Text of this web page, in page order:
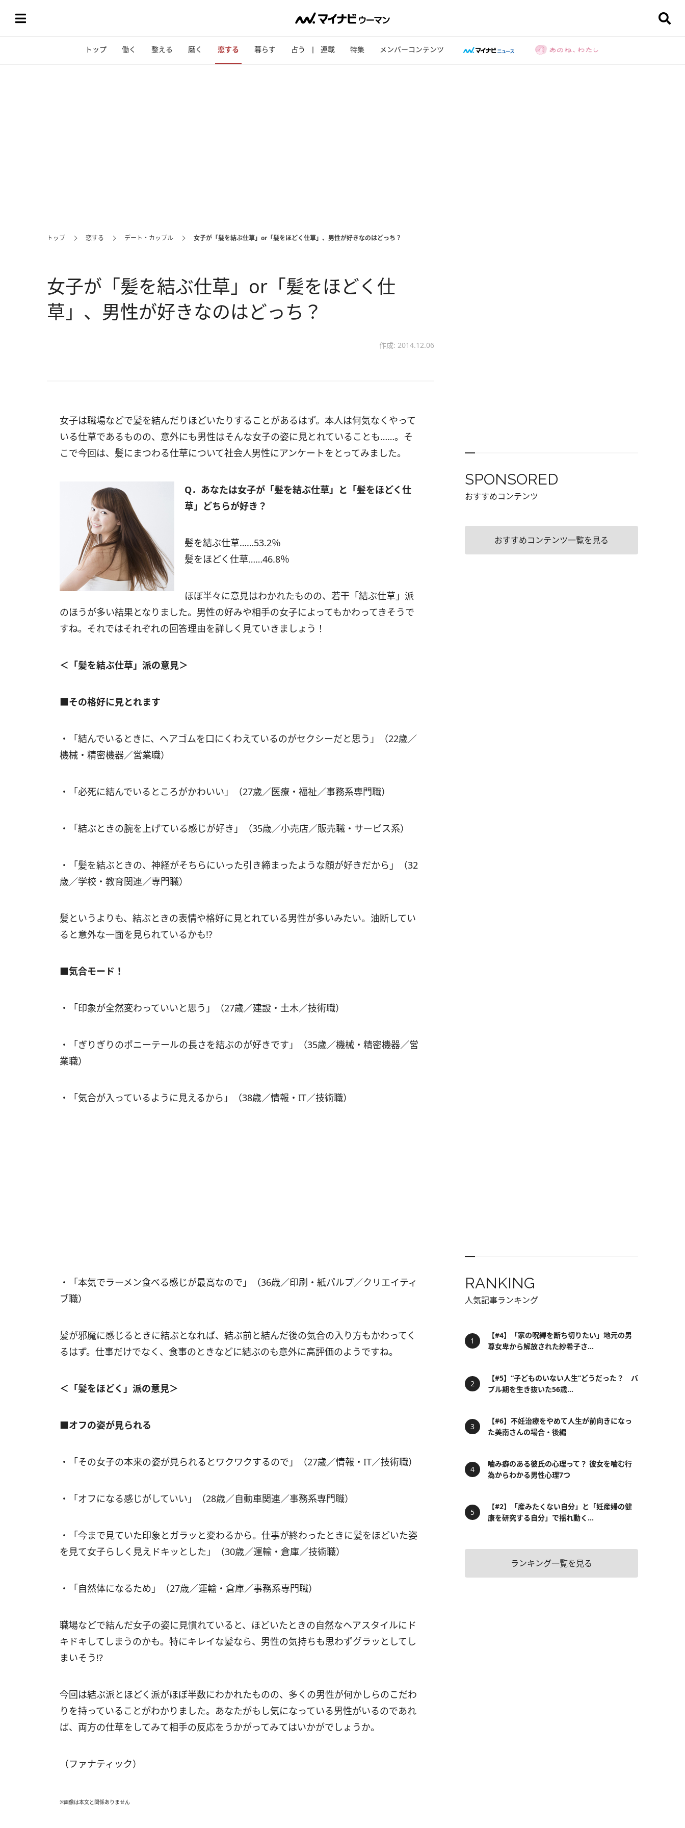
トップ 働く 整える 磨く 恋する 暮らす 占う 連載 特集 メンバーコンテンツ
トップ 恋する デート・カップル 女子が「髪を結ぶ仕草」or「髪をほどく仕草」、男性が好きなのはどっち？
女子が「髪を結ぶ仕草」or「髪をほどく仕
草」、男性が好きなのはどっち？
作成: 2014.12.06
女子は職場などで髪を結んだりほどいたりすることがあるはず。本人は何気なくやって
いる仕草であるものの、意外にも男性はそんな女子の姿に見とれていることも……。そ
こで今回は、髪にまつわる仕草について社会人男性にアンケートをとってみました。
Q．あなたは女子が「髪を結ぶ仕草」と「髪をほどく仕
草」どちらが好き？
髪を結ぶ仕草……53.2％
髪をほどく仕草……46.8％
ほぼ半々に意見はわかれたものの、若干「結ぶ仕草」派
のほうが多い結果となりました。男性の好みや相手の女子によってもかわってきそうで
すね。それではそれぞれの回答理由を詳しく見ていきましょう！
＜「髪を結ぶ仕草」派の意見＞
■その格好に見とれます
・「結んでいるときに、ヘアゴムを口にくわえているのがセクシーだと思う」（22歳／
機械・精密機器／営業職）
・「必死に結んでいるところがかわいい」（27歳／医療・福祉／事務系専門職）
・「結ぶときの腕を上げている感じが好き」（35歳／小売店／販売職・サービス系）
・「髪を結ぶときの、神経がそちらにいった引き締まったような顔が好きだから」（32
歳／学校・教育関連／専門職）
髪というよりも、結ぶときの表情や格好に見とれている男性が多いみたい。油断してい
ると意外な一面を見られているかも!?
■気合モード！
・「印象が全然変わっていいと思う」（27歳／建設・土木／技術職）
・「ぎりぎりのポニーテールの長さを結ぶのが好きです」（35歳／機械・精密機器／営
業職）
・「気合が入っているように見えるから」（38歳／情報・IT／技術職）
・「本気でラーメン食べる感じが最高なので」（36歳／印刷・紙パルプ／クリエイティ
ブ職）
髪が邪魔に感じるときに結ぶとなれば、結ぶ前と結んだ後の気合の入り方もかわってく
るはず。仕事だけでなく、食事のときなどに結ぶのも意外に高評価のようですね。
＜「髪をほどく」派の意見＞
■オフの姿が見られる
・「その女子の本来の姿が見られるとワクワクするので」（27歳／情報・IT／技術職）
・「オフになる感じがしていい」（28歳／自動車関連／事務系専門職）
・「今まで見ていた印象とガラッと変わるから。仕事が終わったときに髪をほどいた姿
を見て女子らしく見えドキッとした」（30歳／運輸・倉庫／技術職）
・「自然体になるため」（27歳／運輸・倉庫／事務系専門職）
職場などで結んだ女子の姿に見慣れていると、ほどいたときの自然なヘアスタイルにド
キドキしてしまうのかも。特にキレイな髪なら、男性の気持ちも思わずグラッとしてし
まいそう!?
今回は結ぶ派とほどく派がほぼ半数にわかれたものの、多くの男性が何かしらのこだわ
りを持っていることがわかりました。あなたがもし気になっている男性がいるのであれ
ば、両方の仕草をしてみて相手の反応をうかがってみてはいかがでしょうか。
（ファナティック）
※画像は本文と関係ありません
SPONSORED
おすすめコンテンツ
おすすめコンテンツ一覧を見る
RANKING
人気記事ランキング
【#4】「家の呪縛を断ち切りたい」地元の男
尊女卑から解放された紗希子さ...
【#5】“子どものいない人生”どうだった？ バ
ブル期を生き抜いた56歳...
【#6】不妊治療をやめて人生が前向きになっ
た美南さんの場合・後編
噛み癖のある彼氏の心理って？ 彼女を噛む行
為からわかる男性心理7つ
【#2】「産みたくない自分」と「妊産婦の健
康を研究する自分」で揺れ動く...
ランキング一覧を見る